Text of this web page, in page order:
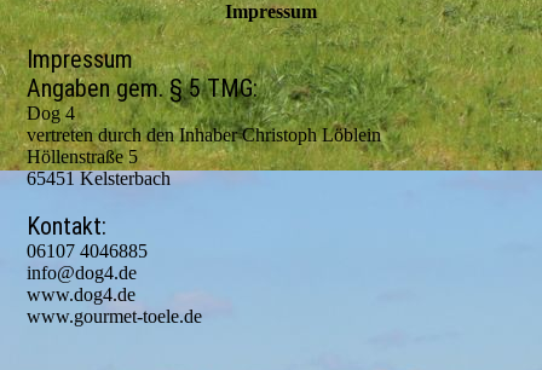
Impressum
Impressum
Angaben gem. § 5 TMG:
Dog 4
vertreten durch den Inhaber Christoph Löblein
Höllenstraße 5
65451 Kelsterbach
Kontakt:
06107 4046885
info@dog4.de
www.dog4.de
www.gourmet-toele.de